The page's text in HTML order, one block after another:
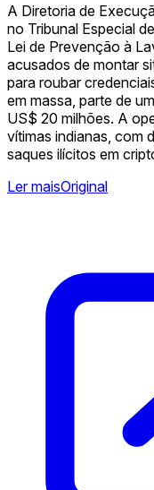
A Diretoria de
no Tribunal Especial
Lei de Prevenção à
acusados de montar
para roubar
em massa, parte de
US$ 20 milhões. A
vítimas indianas, com
saques ilícitos em
Ler maisOriginal